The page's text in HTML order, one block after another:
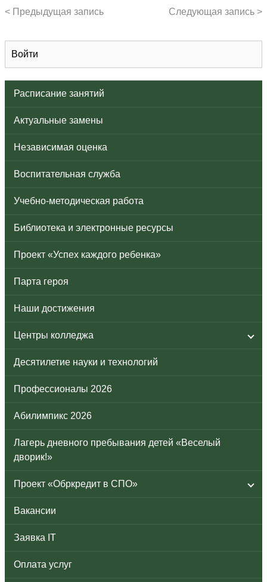
Войти
Расписание занятий
Актуальные замены
Независимая оценка
Воспитательная служба
Учебно-методическая работа
Библиотека и электронные ресурсы
Проект «Успех каждого ребенка»
Парта героя
Наши достижения
Центры колледжа
Десятилетие науки и технологий
Профессионалы 2026
Абилимпикс 2026
Лагерь дневного пребывания детей «Веселый
дворик!»
Проект «Обркредит в СПО»
Вакансии
Заявка IT
Оплата услуг
< Предыдущая запись Следующая запись >